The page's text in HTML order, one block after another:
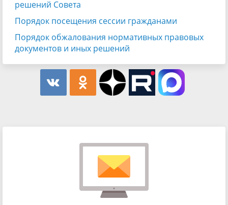
решений Совета
Порядок посещения сессии гражданами
Порядок обжалования нормативных правовых
документов и иных решений